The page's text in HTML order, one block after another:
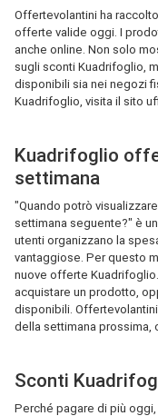
Offertevolantini ha
offerte valide oggi. I
anche online. Non solo
sugli sconti Kuadrifoglio,
disponibili sia nei negozi
Kuadrifoglio, visita il sito
Kuadrifoglio
settimana
"Quando potrò
settimana seguente?" è
utenti organizzano la
vantaggiose. Per questo
nuove offerte
acquistare un prodotto,
disponibili.
della settimana prossima,
Sconti
Perché pagare di più